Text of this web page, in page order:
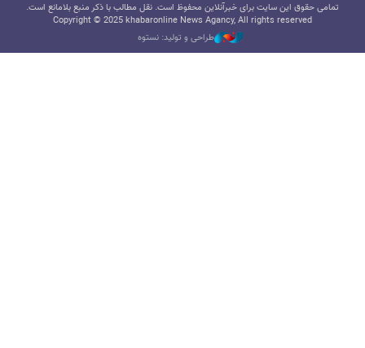
تمامی حقوق این سایت برای خبرآنلاین محفوظ است. نقل مطالب با ذکر منبع بلامانع است.
Copyright © 2025 khabaronline News Agancy, All rights reserved
طراحی و تولید: نستوه